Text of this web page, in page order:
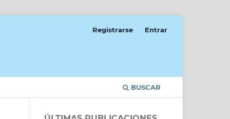
BUSCAR
Registrarse Entrar